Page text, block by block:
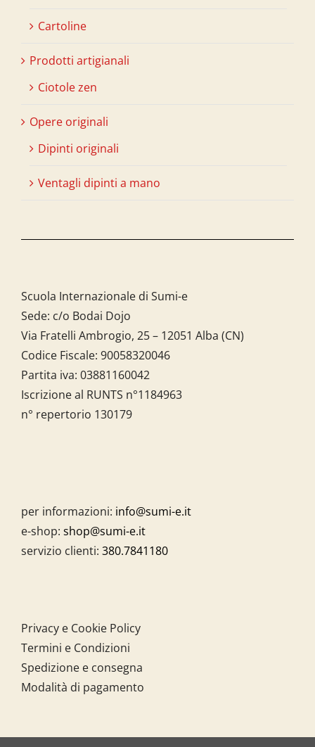
Cartoline
Prodotti artigianali
Ciotole zen
Opere originali
Dipinti originali
Ventagli dipinti a mano
Scuola Internazionale di Sumi-e
Sede: c/o Bodai Dojo
Via Fratelli Ambrogio, 25 – 12051 Alba (CN)
Codice Fiscale: 90058320046
Partita iva: 03881160042
Iscrizione al RUNTS n°1184963
n° repertorio 130179
per informazioni: info@sumi-e.it
e-shop: shop@sumi-e.it
servizio clienti: 380.7841180
Privacy e Cookie Policy
Termini e Condizioni
Spedizione e consegna
Modalità di pagamento